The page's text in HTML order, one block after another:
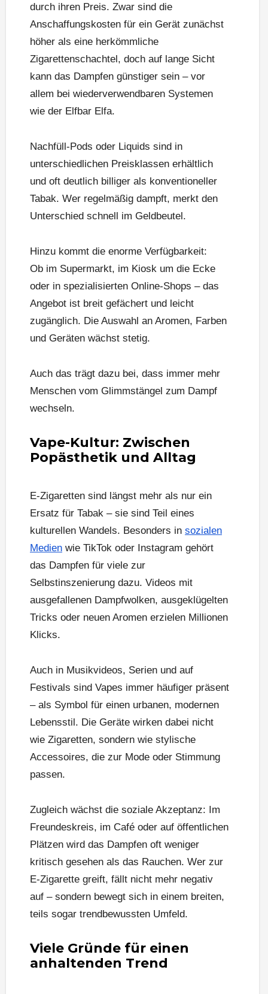
durch ihren Preis. Zwar sind die
Anschaffungskosten für ein Gerät zunächst
höher als eine herkömmliche
Zigarettenschachtel, doch auf lange Sicht
kann das Dampfen günstiger sein – vor
allem bei wiederverwendbaren Systemen
wie der Elfbar Elfa.
Nachfüll-Pods oder Liquids sind in
unterschiedlichen Preisklassen erhältlich
und oft deutlich billiger als konventioneller
Tabak. Wer regelmäßig dampft, merkt den
Unterschied schnell im Geldbeutel.
Hinzu kommt die enorme Verfügbarkeit:
Ob im Supermarkt, im Kiosk um die Ecke
oder in spezialisierten Online-Shops – das
Angebot ist breit gefächert und leicht
zugänglich. Die Auswahl an Aromen, Farben
und Geräten wächst stetig.
Auch das trägt dazu bei, dass immer mehr
Menschen vom Glimmstängel zum Dampf
wechseln.
Vape-Kultur: Zwischen
Popästhetik und Alltag
E-Zigaretten sind längst mehr als nur ein
Ersatz für Tabak – sie sind Teil eines
kulturellen Wandels. Besonders in sozialen
Medien wie TikTok oder Instagram gehört
das Dampfen für viele zur
Selbstinszenierung dazu. Videos mit
ausgefallenen Dampfwolken, ausgeklügelten
Tricks oder neuen Aromen erzielen Millionen
Klicks.
Auch in Musikvideos, Serien und auf
Festivals sind Vapes immer häufiger präsent
– als Symbol für einen urbanen, modernen
Lebensstil. Die Geräte wirken dabei nicht
wie Zigaretten, sondern wie stylische
Accessoires, die zur Mode oder Stimmung
passen.
Zugleich wächst die soziale Akzeptanz: Im
Freundeskreis, im Café oder auf öffentlichen
Plätzen wird das Dampfen oft weniger
kritisch gesehen als das Rauchen. Wer zur
E-Zigarette greift, fällt nicht mehr negativ
auf – sondern bewegt sich in einem breiten,
teils sogar trendbewussten Umfeld.
Viele Gründe für einen
anhaltenden Trend